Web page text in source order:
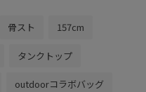
骨スト 157cm
タンクトップ
outdoorコラボバッグ